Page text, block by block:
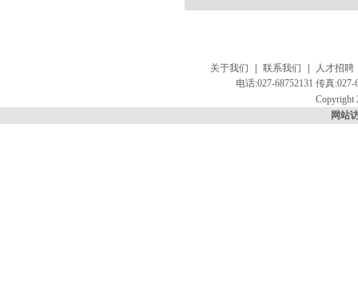
关于我们 联系我们
人才招聘
电话:027-68752131 传真
Copyright
网站